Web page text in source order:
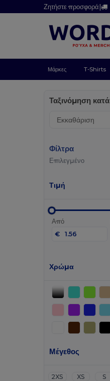
Ζητήστε προσφορά|
Μάρκες T-Shirts
Ταξινόμηση κατά
Φίλτρα
Επιλεγμένο
Τιμή
Από
€
Χρώμα
Μέγεθος
2XS XS S